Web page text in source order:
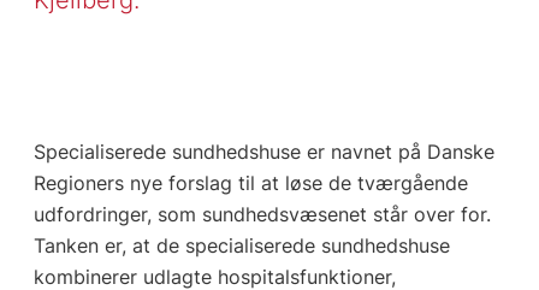
Specialiserede sundhedshuse er navnet på Danske
Regioners nye forslag til at løse de tværgående
udfordringer, som sundhedsvæsenet står over for.
Tanken er, at de specialiserede sundhedshuse
kombinerer udlagte hospitalsfunktioner,